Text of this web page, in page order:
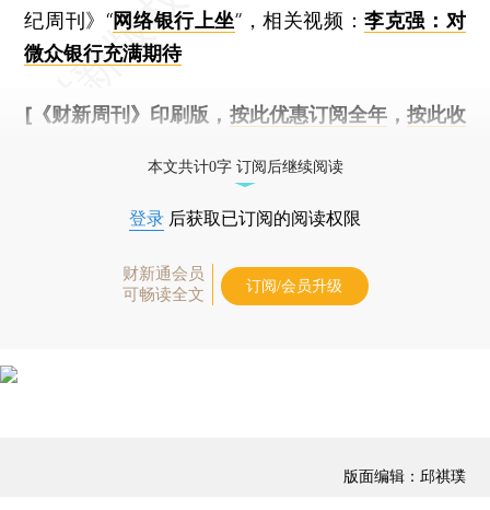
纪周刊》“网络银行上坐”，相关视频：李克强：对
微众银行充满期待
[《财新周刊》印刷版， 按此优惠订阅全年， 按此收
本文共计0字 订阅后继续阅读
登录 后获取已订阅的阅读权限
财新通会员
可畅读全文
订阅/会员升级
版面编辑：邱祺璞